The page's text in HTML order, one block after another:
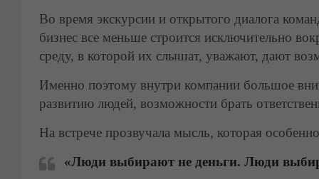
Во время экскурсии и открытого диалога
бизнес все меньше строится исключительно
среду, в которой их слышат, уважают, дают
Именно поэтому внутри компании большое
развитию людей, возможности брать
На встрече прозвучала мысль, которая
«Люди выбирают не деньги. Люди